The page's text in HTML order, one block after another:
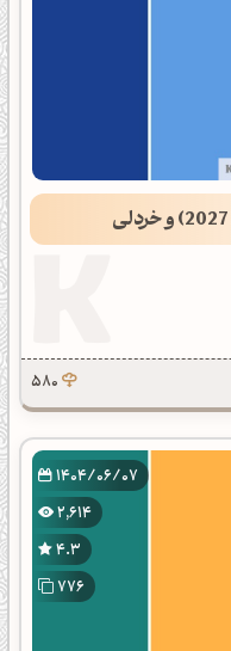
580
1404/06/07
2,614
4.3
776